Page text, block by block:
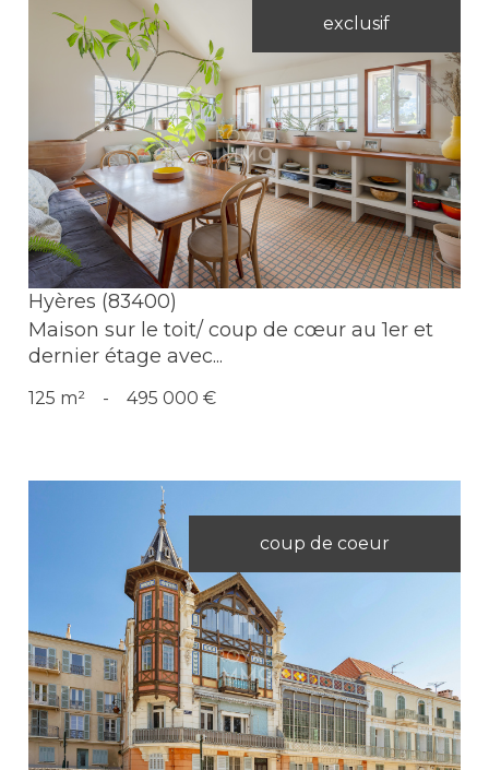
exclusif
Voir le bien
Hyères (83400)
Maison sur le toit/ coup de cœur au 1er et
dernier étage avec...
125 m² - 495 000 €
coup de coeur
Voir le bien